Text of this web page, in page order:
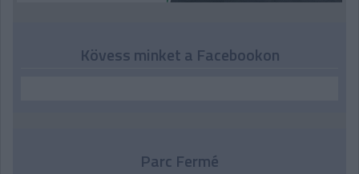
Kövess minket a Facebookon
Parc Fermé